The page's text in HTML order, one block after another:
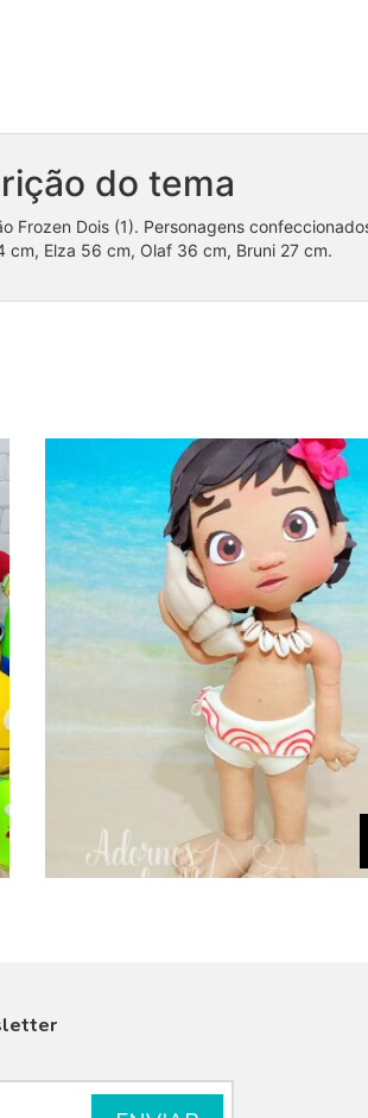
do tema
Frozen Dois (1). Personagens
cm, Elza 56 cm, Olaf 36 cm, Bruni 27 cm.
VISUALIZAR